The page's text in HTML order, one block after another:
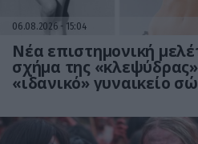
06.08.2026 15:04
Νέα επιστημονική
σχήμα της
«ιδανικό» γυναικείο